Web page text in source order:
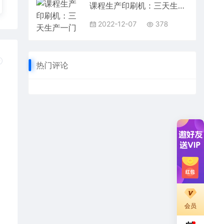
课程生产印刷机：三天生产一门能卖爆的课程，用户看完就想买
2022-12-07 378
热门评论
会员